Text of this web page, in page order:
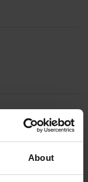
About